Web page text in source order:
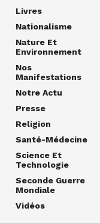
Livres
Nationalisme
Nature Et
Environnement
Nos
Manifestations
Notre Actu
Presse
Religion
Santé-Médecine
Science Et
Technologie
Seconde Guerre
Mondiale
Vidéos